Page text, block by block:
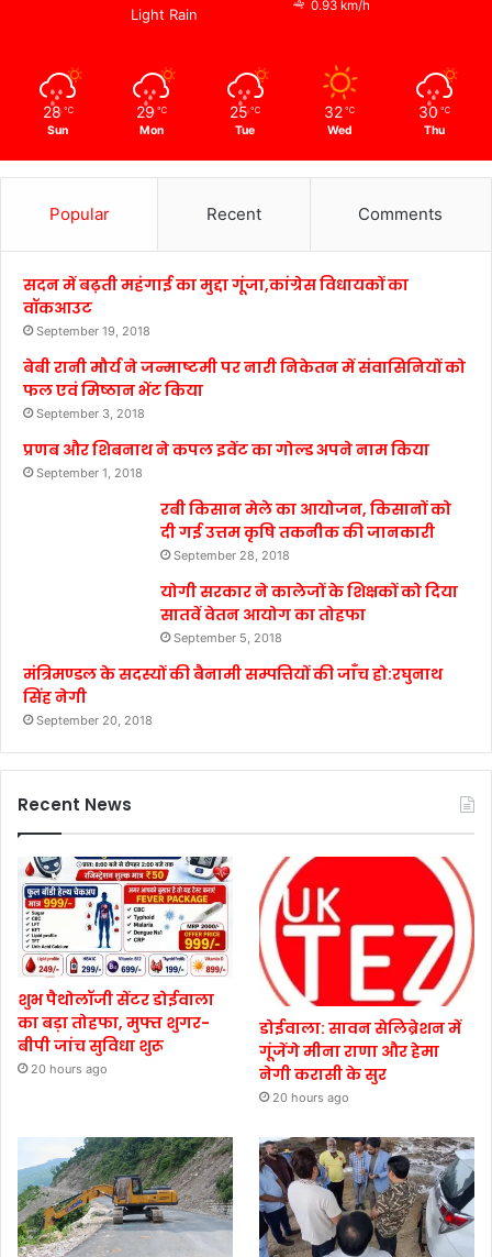
Light Rain 0.93 km/h
28 ℃
Sun
29 ℃
Mon
25 ℃
Tue
32 ℃
Wed
30 ℃
Thu
Popular Recent Comments
सदन में बढ़ती महंगाई का मुद्दा गूंजा,कांग्रेस विधायकों का
वॉकआउट
September 19, 2018
बेबी रानी मौर्य ने जन्माष्टमी पर नारी निकेतन में संवासिनियों को
फल एवं मिष्ठान भेंट किया
September 3, 2018
प्रणब और शिबनाथ ने कपल इवेंट का गोल्ड अपने नाम किया
September 1, 2018
रबी किसान मेले का आयोजन, किसानों को
दी गई उत्तम कृषि तकनीक की जानकारी
September 28, 2018
योगी सरकार ने कालेजों के शिक्षकों को दिया
सातवें वेतन आयोग का तोहफा
September 5, 2018
मंत्रिमण्डल के सदस्यों की बैनामी सम्पत्तियों की जाँच हो:रघुनाथ
सिंह नेगी
September 20, 2018
Recent News
शुभ पैथोलॉजी सेंटर डोईवाला
का बड़ा तोहफा, मुफ्त शुगर-
बीपी जांच सुविधा शुरू
20 hours ago
डोईवाला: सावन सेलिब्रेशन में
गूंजेंगे मीना राणा और हेमा
नेगी करासी के सुर
20 hours ago